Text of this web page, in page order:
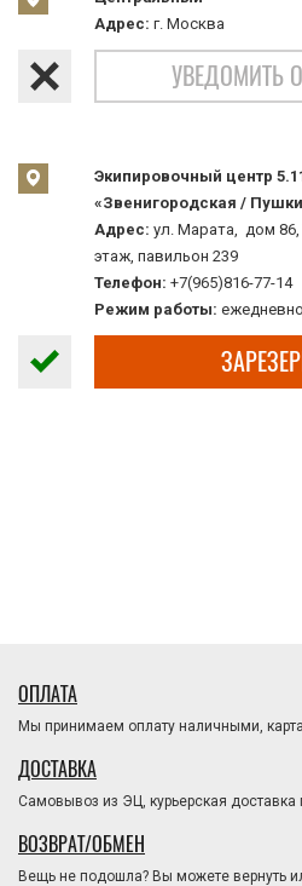
Адрес: г. Москва
УВЕДОМИТЬ
Экипировочный центр
«Звенигородская /
Адрес: ул. Марата, дом 86,
этаж, павильон 239
Телефон: +7(965)816-77-14
Режим работы:
ОПЛАТА
Мы принимаем оплату наличными,
ДОСТАВКА
Самовывоз из ЭЦ, курьерская
ВОЗВРАТ/ОБМЕН
Вещь не подошла? Вы можете вернуть